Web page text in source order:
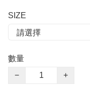
SIZE
數量
−
+